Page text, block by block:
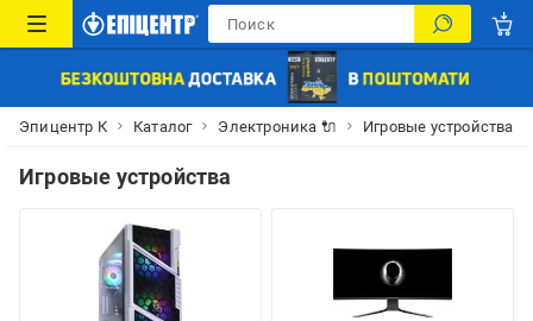
Эпицентр К Каталог Электроника 🔌 Игровые устройства
Игровые устройства